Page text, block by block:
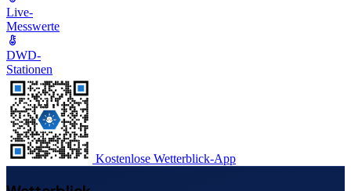
Live-
Messwerte
DWD-
Stationen
Kostenlose Wetterblick-App